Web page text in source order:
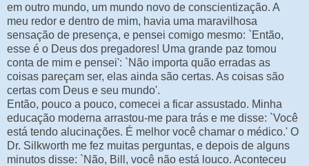
em outro mundo, um mundo novo de conscientização. A
meu redor e dentro de mim, havia uma maravilhosa
sensação de presença, e pensei comigo mesmo: `Então,
esse é o Deus dos pregadores! Uma grande paz tomou
conta de mim e pensei': `Não importa quão erradas as
coisas pareçam ser, elas ainda são certas. As coisas são
certas com Deus e seu mundo'.
Então, pouco a pouco, comecei a ficar assustado. Minha
educação moderna arrastou-me para trás e me disse: `Você
está tendo alucinações. É melhor você chamar o médico.' O
Dr. Silkworth me fez muitas perguntas, e depois de alguns
minutos disse: `Não, Bill, você não está louco. Aconteceu